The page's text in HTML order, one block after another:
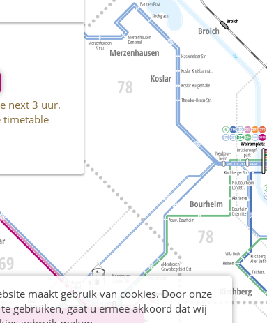
next 3 uur.
timetable
maakt gebruik van cookies. Door onze
gebruiken, gaat u ermee akkoord dat wij